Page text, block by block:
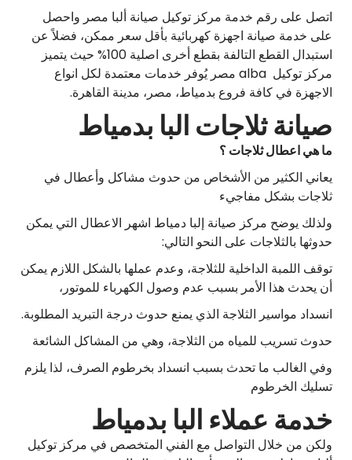
اتصل على رقم خدمة مركز توكيل صيانة ألبا مصر واحصل
على خدمة صيانة اجهزة كهربائية بأقل سعر ممكن، فضلاً عن
استبدال القطع التالفة بقطع أخرى اصلية 100% حيث يتميز
مركز توكيل alba مصر يُوفر خدمات معتمدة لكل انواع
الاجهزة في كافة فروع بدمياط، مصر، مدينة القاهرة.
صيانة ثلاجات البا بدمياط
ما هي اعطال ثلاجات ؟
يعاني الكثير من الأشخاص من حدوث مشاكل وأعطال في
ثلاجات بشكل مفاجيء
ولذلك يوضح مركز صيانة إلبا دمياط اشهر الاعطال التي يمكن
حدوثها بالثلاجات على النحو التالي:
توقف اللمبة الداخلية للثلاجة، وعدم عملها بالشكل اللازم يمكن
أن يحدث هذا الأمر بسبب عدم وصول الكهرباء للموتور،
انسداد مواسير الثلاجة الذي يمنع حدوث درجة التبريد المطلوبة.
حدوث تسريب للمياه من الثلاجة، وهي من المشاكل الشائعة
وفي الغالب ما تحدث بسبب انسداد بخرطوم الصرف، لذا يلزم
تسليك الخرطوم
خدمة عملاء البا بدمياط
ولكن من خلال التواصل مع الفني المتخصص في مركز توكيل